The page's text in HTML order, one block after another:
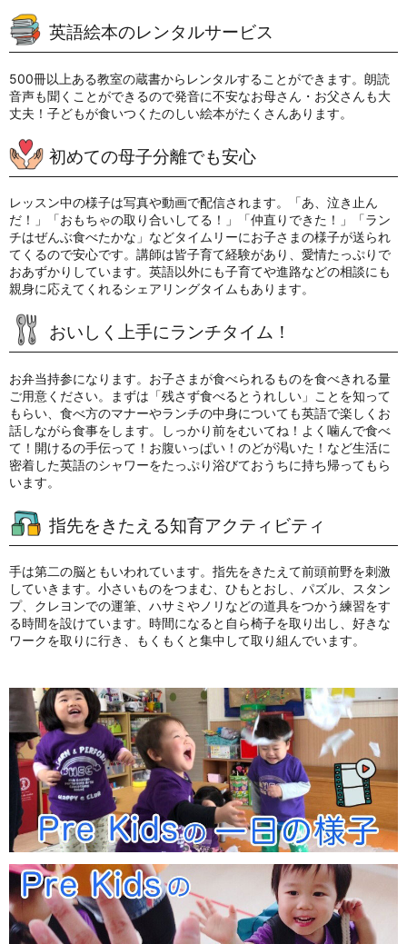
英語絵本のレンタルサービス
500冊以上ある教室の蔵書からレンタルすることができます。朗読
音声も聞くことができるので発音に不安なお母さん・お父さんも大
丈夫！子どもが食いつくたのしい絵本がたくさんあります。
初めての母子分離でも安心
レッスン中の様子は写真や動画で配信されます。「あ、泣き止ん
だ！」「おもちゃの取り合いしてる！」「仲直りできた！」「ラン
チはぜんぶ食べたかな」などタイムリーにお子さまの様子が送られ
てくるので安心です。講師は皆子育て経験があり、愛情たっぷりで
おあずかりしています。英語以外にも子育てや進路などの相談にも
親身に応えてくれるシェアリングタイムもあります。
おいしく上手にランチタイム！
お弁当持参になります。お子さまが食べられるものを食べきれる量
ご用意ください。まずは「残さず食べるとうれしい」ことを知って
もらい、食べ方のマナーやランチの中身についても英語で楽しくお
話しながら食事をします。しっかり前をむいてね！よく噛んで食べ
て！開けるの手伝って！お腹いっぱい！のどが渇いた！など生活に
密着した英語のシャワーをたっぷり浴びておうちに持ち帰ってもら
います。
指先をきたえる知育アクティビティ
手は第二の脳ともいわれています。指先をきたえて前頭前野を刺激
していきます。小さいものをつまむ、ひもとおし、パズル、スタン
プ、クレヨンでの運筆、ハサミやノリなどの道具をつかう練習をす
る時間を設けています。時間になると自ら椅子を取り出し、好きな
ワークを取りに行き、もくもくと集中して取り組んでいます。